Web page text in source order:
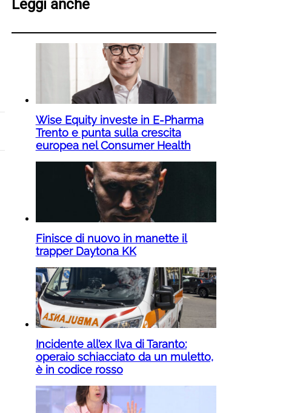
Leggi anche
Wise Equity investe in E-Pharma
Trento e punta sulla crescita
europea nel Consumer Health
Finisce di nuovo in manette il
trapper Daytona KK
Incidente all’ex Ilva di Taranto:
operaio schiacciato da un muletto,
è in codice rosso